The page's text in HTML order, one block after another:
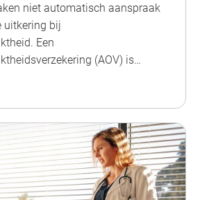
niet automatisch aanspraak
uitkering bij
Een
(AOV) is…